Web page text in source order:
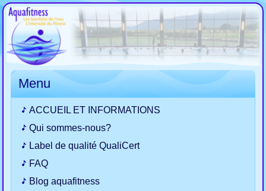
Menu
ACCUEIL ET INFORMATIONS
Qui sommes-nous?
Label de qualité QualiCert
FAQ
Blog aquafitness